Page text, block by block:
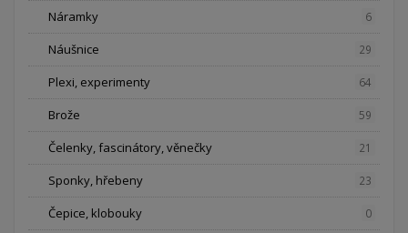
Náramky 6
Náušnice 29
Plexi, experimenty 64
Brože 59
Čelenky, fascinátory, věnečky 21
Sponky, hřebeny 23
Čepice, klobouky 0